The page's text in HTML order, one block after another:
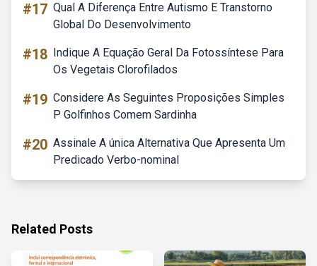
#17 Qual A Diferença Entre Autismo E Transtorno
Global Do Desenvolvimento
#18 Indique A Equação Geral Da Fotossíntese Para
Os Vegetais Clorofilados
#19 Considere As Seguintes Proposições Simples
P Golfinhos Comem Sardinha
#20 Assinale A única Alternativa Que Apresenta Um
Predicado Verbo-nominal
Related Posts